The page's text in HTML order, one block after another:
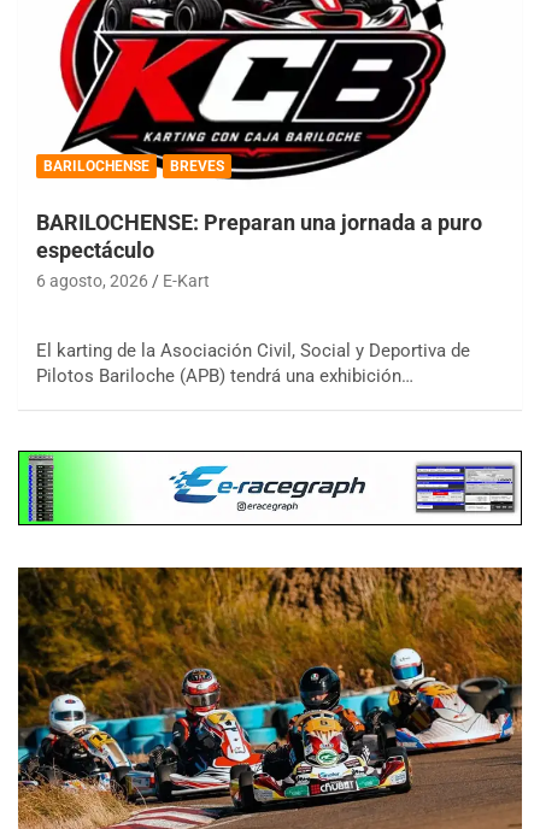
BARILOCHENSE BREVES
BARILOCHENSE: Preparan una jornada a puro
espectáculo
6 agosto, 2026 E-Kart
El karting de la Asociación Civil, Social y Deportiva de
Pilotos Bariloche (APB) tendrá una exhibición…